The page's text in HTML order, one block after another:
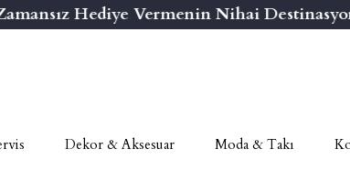
Hediye Vermenin Nihai Destinasyonu
Dekor & Aksesuar Moda & Takı